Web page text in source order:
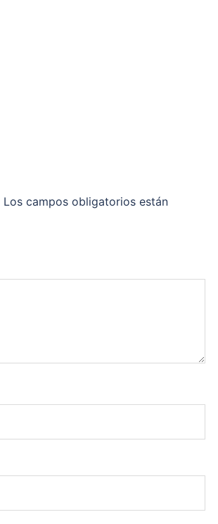
Los campos obligatorios están